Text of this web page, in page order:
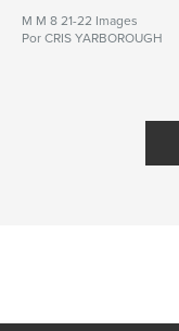
M M 8 21-22 Images
Por CRIS YARBOROUGH